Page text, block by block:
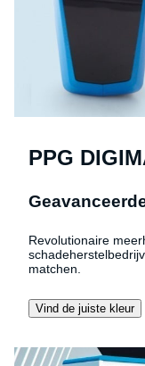
PPG
Revolutionaire
matchen.
Vind de juiste kleur